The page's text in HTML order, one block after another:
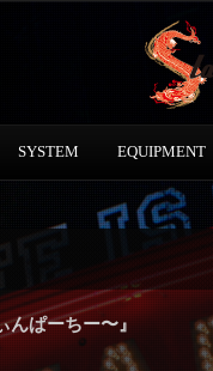
SYSTEM EQUIPMENT
んぱーちー〜』